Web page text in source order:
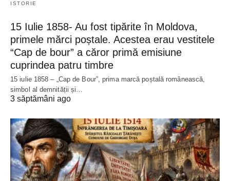
ISTORIE
15 Iulie 1858- Au fost tipărite în Moldova,
primele mărci poștale. Acestea erau vestitele
“Cap de bour” a căror primă emisiune
cuprindea patru timbre
15 iulie 1858 – „Cap de Bour”, prima marcă poștală românească,
simbol al demnității și…
3 săptămâni ago